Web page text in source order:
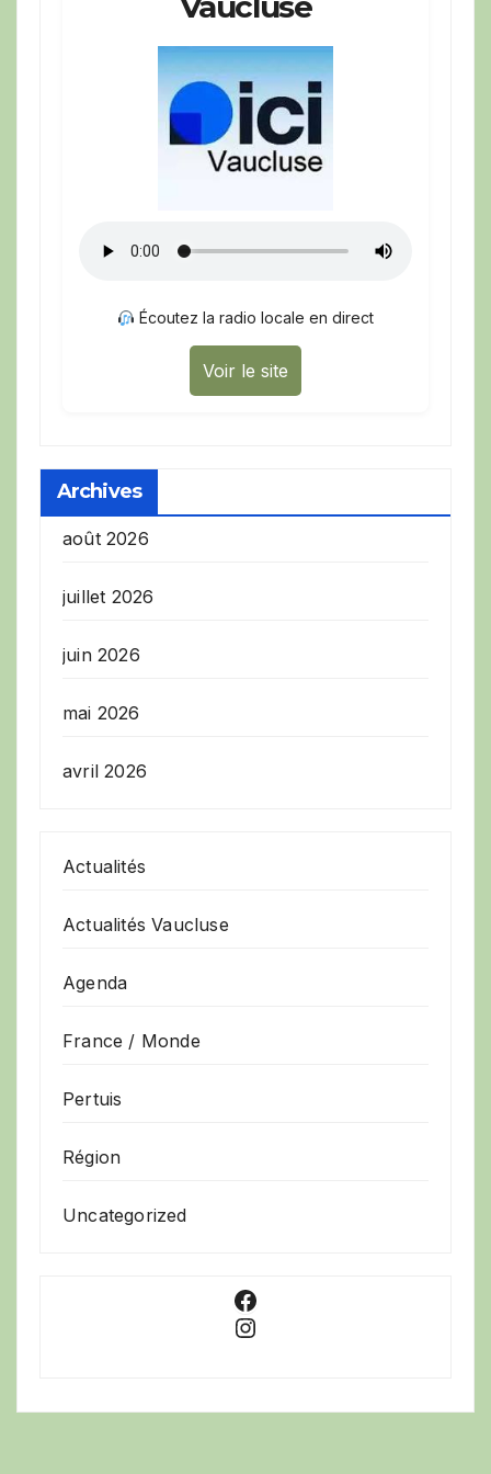
Écoutez la radio locale en direct
Voir le site
Archives
août 2026
juillet 2026
juin 2026
mai 2026
avril 2026
Actualités
Actualités Vaucluse
Agenda
France / Monde
Pertuis
Région
Uncategorized
Facebook
Instagram